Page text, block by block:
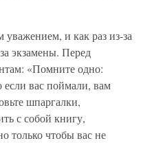
и как раз из-за
экзамены. Перед
«Помните одно:
если вас поймали, вам
шпаргалки,
с собой книгу,
только чтобы вас не